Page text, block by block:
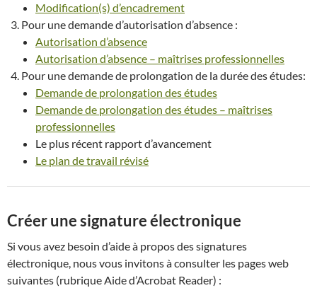
Modification(s) d’encadrement
Pour une demande d’autorisation d’absence :
Autorisation d’absence
Autorisation d’absence – maîtrises professionnelles
Pour une demande de prolongation de la durée des études:
Demande de prolongation des études
Demande de prolongation des études – maîtrises
professionnelles
Le plus récent rapport d’avancement
Le plan de travail révisé
Créer une signature électronique
Si vous avez besoin d’aide à propos des signatures
électronique, nous vous invitons à consulter les pages web
suivantes (rubrique Aide d’Acrobat Reader) :